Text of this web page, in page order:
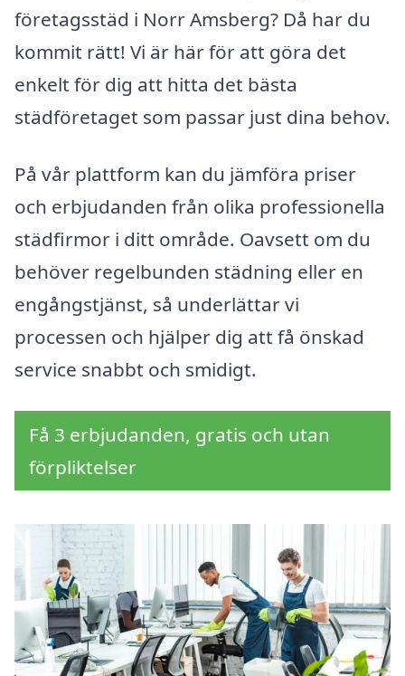
företagsstäd i Norr Amsberg? Då har du
kommit rätt! Vi är här för att göra det
enkelt för dig att hitta det bästa
städföretaget som passar just dina behov.
På vår plattform kan du jämföra priser
och erbjudanden från olika professionella
städfirmor i ditt område. Oavsett om du
behöver regelbunden städning eller en
engångstjänst, så underlättar vi
processen och hjälper dig att få önskad
service snabbt och smidigt.
Få 3 erbjudanden, gratis och utan
förpliktelser